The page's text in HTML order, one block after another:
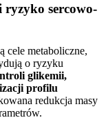
ryzyko sercowo-
cele metaboliczne,
o ryzyku
glikemii,
profilu
redukcja masy